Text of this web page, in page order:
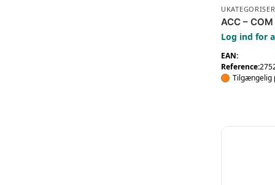
ACC –
Log ind for
EAN:
Reference:
Tilgængelig